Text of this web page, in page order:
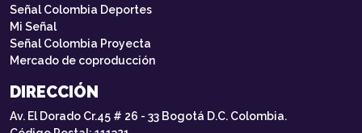
Señal Colombia Deportes
Mi Señal
Señal Colombia Proyecta
Mercado de coproducción
DIRECCIÓN
Av. El Dorado Cr.45 # 26 - 33 Bogotá D.C. Colombia.